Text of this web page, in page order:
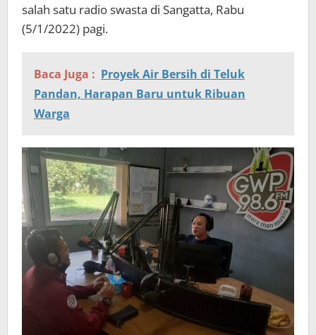
salah satu radio swasta di Sangatta, Rabu
(5/1/2022) pagi.
Baca Juga : Proyek Air Bersih di Teluk
Pandan, Harapan Baru untuk Ribuan
Warga